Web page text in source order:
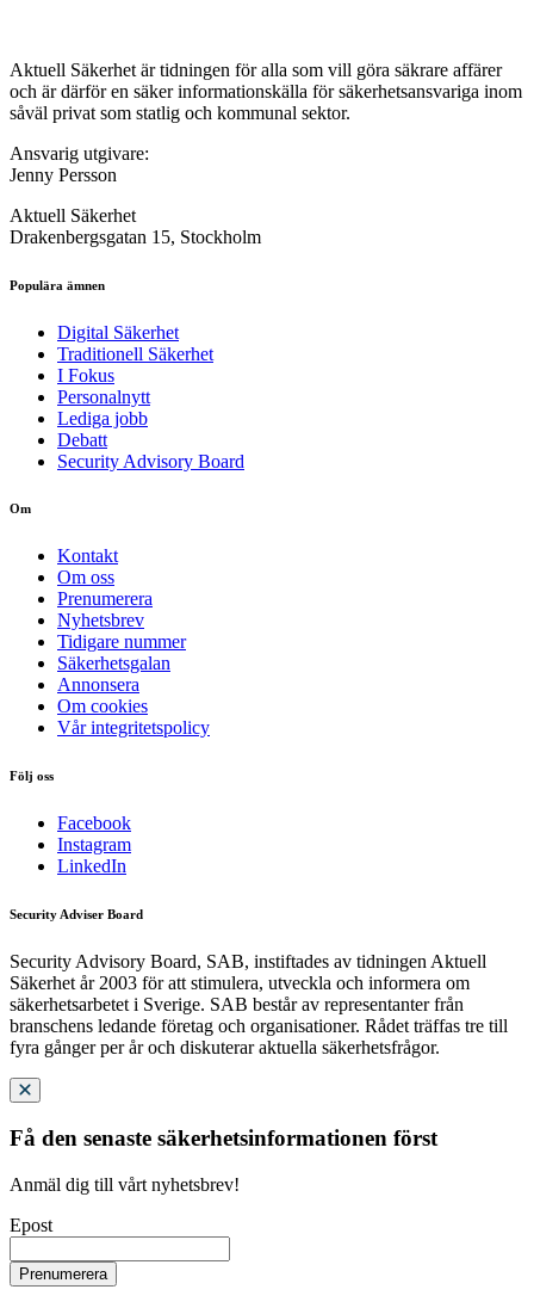
Aktuell Säkerhet är tidningen för alla som vill göra säkrare affärer
och är därför en säker informationskälla för säkerhets­ansvariga inom
såväl privat som statlig och kommunal sektor.
Ansvarig utgivare:
Jenny Persson
Aktuell Säkerhet
Drakenbergsgatan 15, Stockholm
Populära ämnen
Digital Säkerhet
Traditionell Säkerhet
I Fokus
Personalnytt
Lediga jobb
Debatt
Security Advisory Board
Om
Kontakt
Om oss
Prenumerera
Nyhetsbrev
Tidigare nummer
Säkerhetsgalan
Annonsera
Om cookies
Vår integritetspolicy
Följ oss
Facebook
Instagram
LinkedIn
Security Adviser Board
Security Advisory Board, SAB, instiftades av tidningen Aktuell
Säkerhet år 2003 för att stimulera, utveckla och informera om
säkerhetsarbetet i Sverige. SAB består av representanter från
branschens ledande företag och organisationer. Rådet träffas tre till
fyra gånger per år och diskuterar aktuella säkerhetsfrågor.
Få den senaste säkerhetsinformationen först
Anmäl dig till vårt nyhetsbrev!
Epost
Prenumerera